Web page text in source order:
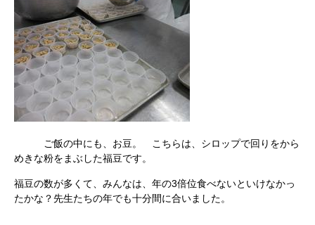
ご飯の中にも、お豆。 こちらは、シロップで回りをから
めきな粉をまぶした福豆です。
福豆の数が多くて、みんなは、年の3倍位食べないといけなかっ
たかな？先生たちの年でも十分間に合いました。